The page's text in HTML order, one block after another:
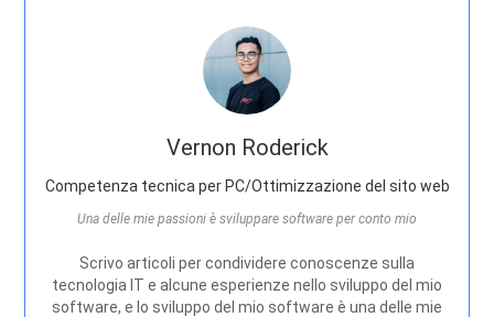
Vernon Roderick
Competenza tecnica per PC/Ottimizzazione del sito web
Una delle mie passioni è sviluppare software per conto mio
Scrivo articoli per condividere conoscenze sulla
tecnologia IT e alcune esperienze nello sviluppo del mio
software, e lo sviluppo del mio software è una delle mie